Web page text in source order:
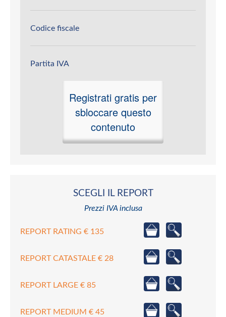
Codice fiscale
Partita IVA
Registrati gratis per
sbloccare questo
contenuto
SCEGLI IL REPORT
Prezzi IVA inclusa
REPORT RATING € 135
REPORT CATASTALE € 28
REPORT LARGE € 85
REPORT MEDIUM € 45